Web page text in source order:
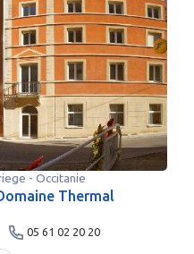
- Occitanie
Thermal
05 61 02 20 20